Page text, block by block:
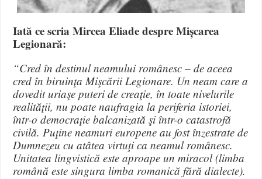
Iată ce scria Mircea Eliade despre Mișcarea
Legionară:
“Cred în destinul neamului românesc – de aceea
cred în biruinţa Mişcării Legionare. Un neam care a
dovedit uriaşe puteri de creaţie, în toate nivelurile
realităţii, nu poate naufragia la periferia istoriei,
într-o democraţie balcanizată şi într-o catastrofă
civilă. Puţine neamuri europene au fost înzestrate de
Dumnezeu cu atâtea virtuţi ca neamul românesc.
Unitatea lingvistică este aproape un miracol (limba
română este singura limba romanică fără dialecte).